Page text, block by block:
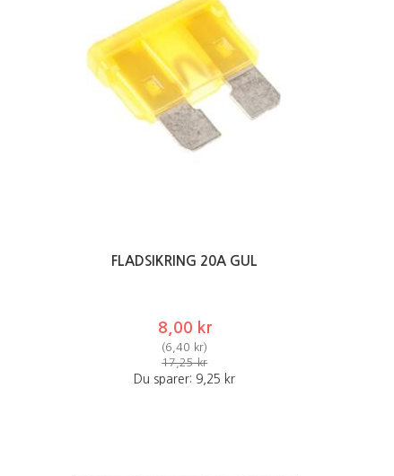
FLADSIKRING 20A GUL
8,00 kr
(6,40 kr)
17,25 kr
Du sparer: 9,25 kr